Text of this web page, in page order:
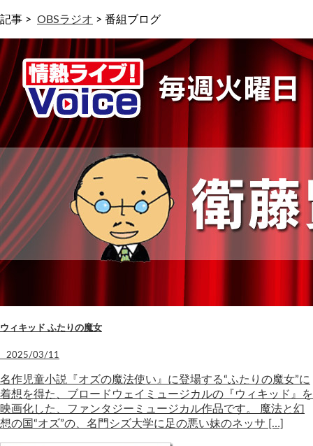
記事 > OBSラジオ > 番組ブログ
ウィキッド ふたりの魔女
2025/03/11
名作児童小説『オズの魔法使い』に登場する“ふたりの魔女”に
着想を得た、ブロードウェイミュージカルの『ウィキッド』を
映画化した、ファンタジーミュージカル作品です。 魔法と幻
想の国“オズ”の、名門シズ大学に足の悪い妹のネッサ […]